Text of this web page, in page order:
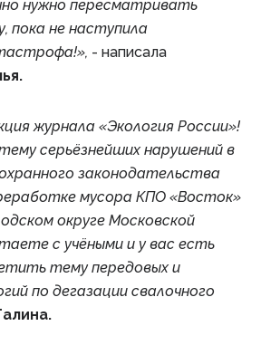
нужно пересматривать
пока не наступила
- написала
журнала «Экология России»!
серьёзнейших нарушений в
законодательства
мусора КПО «Восток»
округе Московской
с учёными и у вас есть
тему передовых и
по дегазации свалочного